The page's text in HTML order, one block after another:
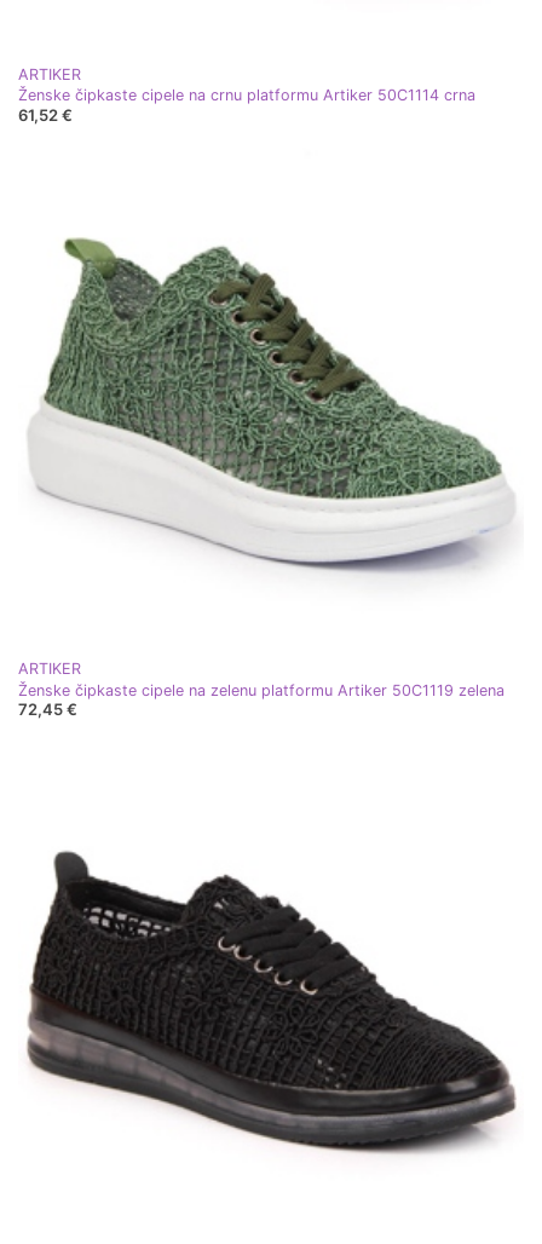
ARTIKER
Ženske čipkaste cipele na crnu platformu Artiker 50C1114 crna
61,52 €
ARTIKER
Ženske čipkaste cipele na zelenu platformu Artiker 50C1119 zelena
72,45 €